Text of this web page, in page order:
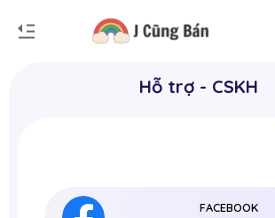
Hỗ trợ - CSKH
FACEBOOK